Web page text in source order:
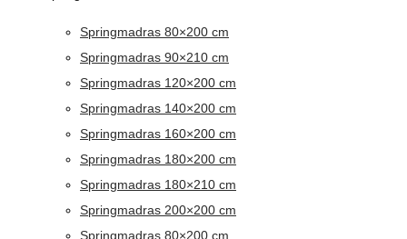
Springmadras 80×200 cm
Springmadras 90×210 cm
Springmadras 120×200 cm
Springmadras 140×200 cm
Springmadras 160×200 cm
Springmadras 180×200 cm
Springmadras 180×210 cm
Springmadras 200×200 cm
Springmadras 80×200 cm